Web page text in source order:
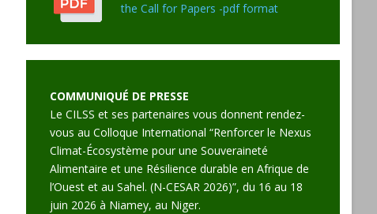
the Call for Papers -pdf format
COMMUNIQUÉ DE PRESSE
Le CILSS et ses partenaires vous donnent rendez-
vous au Colloque International “Renforcer le Nexus
Climat-Écosystème pour une Souveraineté
Alimentaire et une Résilience durable en Afrique de
l’Ouest et au Sahel. (N-CESAR 2026)”, du 16 au 18
juin 2026 à Niamey, au Niger.